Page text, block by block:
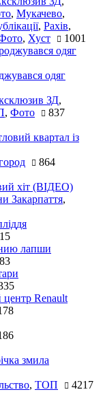
, Мукачево,
, Рахів,
, Хуст 1001
одяг
ЗД,
, Фото 837
квартал із
864
хіт (ВІДЕО)
Закарпаття,
лапши
центр Renault
змила
, ТОП 4217